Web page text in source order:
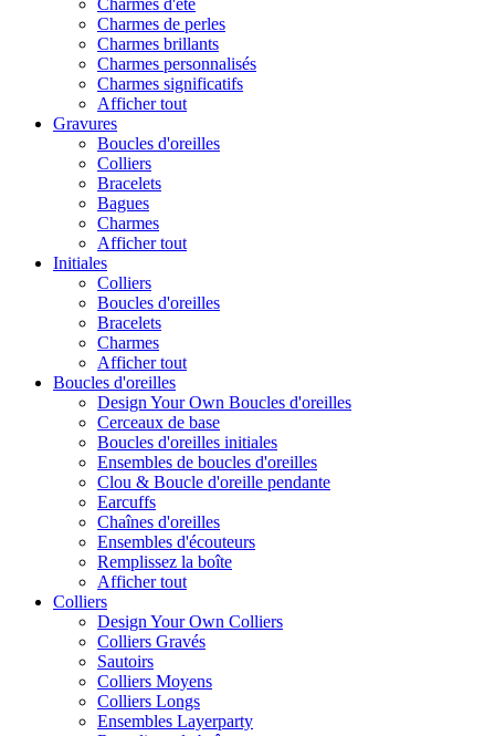
Charmes d'été
Charmes de perles
Charmes brillants
Charmes personnalisés
Charmes significatifs
Afficher tout
Gravures
Boucles d'oreilles
Colliers
Bracelets
Bagues
Charmes
Afficher tout
Initiales
Colliers
Boucles d'oreilles
Bracelets
Charmes
Afficher tout
Boucles d'oreilles
Design Your Own Boucles d'oreilles
Cerceaux de base
Boucles d'oreilles initiales
Ensembles de boucles d'oreilles
Clou & Boucle d'oreille pendante
Earcuffs
Chaînes d'oreilles
Ensembles d'écouteurs
Remplissez la boîte
Afficher tout
Colliers
Design Your Own Colliers
Colliers Gravés
Sautoirs
Colliers Moyens
Colliers Longs
Ensembles Layerparty